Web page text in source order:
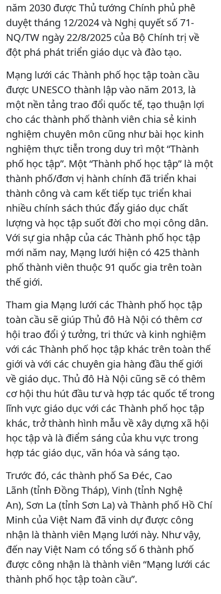
năm 2030 được Thủ tướng Chính phủ phê
duyệt tháng 12/2024 và Nghị quyết số 71-
NQ/TW ngày 22/8/2025 của Bộ Chính trị về
đột phá phát triển giáo dục và đào tạo.
Mạng lưới các Thành phố học tập toàn cầu
được UNESCO thành lập vào năm 2013, là
một nền tảng trao đổi quốc tế, tạo thuận lợi
cho các thành phố thành viên chia sẻ kinh
nghiệm chuyên môn cũng như bài học kinh
nghiệm thực tiễn trong duy trì một “Thành
phố học tập”. Một “Thành phố học tập” là một
thành phố/đơn vị hành chính đã triển khai
thành công và cam kết tiếp tục triển khai
nhiều chính sách thúc đẩy giáo dục chất
lượng và học tập suốt đời cho mọi công dân.
Với sự gia nhập của các Thành phố học tập
mới năm nay, Mạng lưới hiện có 425 thành
phố thành viên thuộc 91 quốc gia trên toàn
thế giới.
Tham gia Mạng lưới các Thành phố học tập
toàn cầu sẽ giúp Thủ đô Hà Nội có thêm cơ
hội trao đổi ý tưởng, tri thức và kinh nghiệm
với các Thành phố học tập khác trên toàn thế
giới và với các chuyên gia hàng đầu thế giới
về giáo dục. Thủ đô Hà Nội cũng sẽ có thêm
cơ hội thu hút đầu tư và hợp tác quốc tế trong
lĩnh vực giáo dục với các Thành phố học tập
khác, trở thành hình mẫu về xây dựng xã hội
học tập và là điểm sáng của khu vực trong
hợp tác giáo dục, văn hóa và sáng tạo.
Trước đó, các thành phố Sa Đéc, Cao
Lãnh (tỉnh Đồng Tháp), Vinh (tỉnh Nghệ
An), Sơn La (tỉnh Sơn La) và Thành phố Hồ Chí
Minh của Việt Nam đã vinh dự được công
nhận là thành viên Mạng lưới này. Như vậy,
đến nay Việt Nam có tổng số 6 thành phố
được công nhận là thành viên “Mạng lưới các
thành phố học tập toàn cầu”.